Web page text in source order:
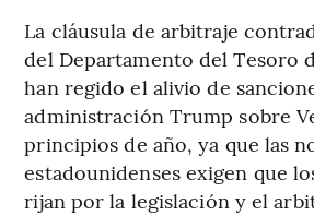
La cláusula de arbitraje
del Departamento del Tesoro
han regido el alivio de
administración Trump sobre
principios de año, ya que las
estadounidenses exigen que
rijan por la legislación y el